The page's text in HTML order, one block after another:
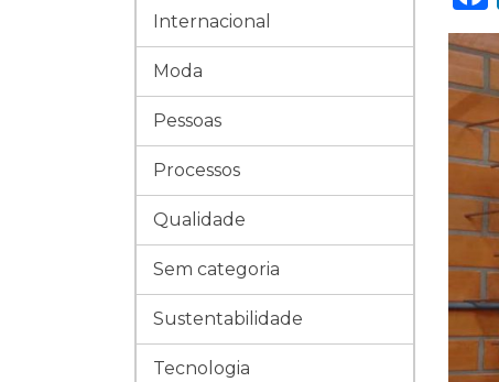
Internacional
Moda
Pessoas
Processos
Qualidade
Sem categoria
Sustentabilidade
Tecnologia